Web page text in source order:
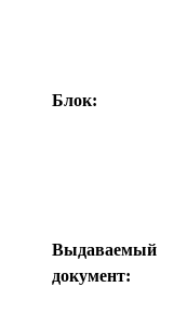
Блок:
Выдаваемый
документ: